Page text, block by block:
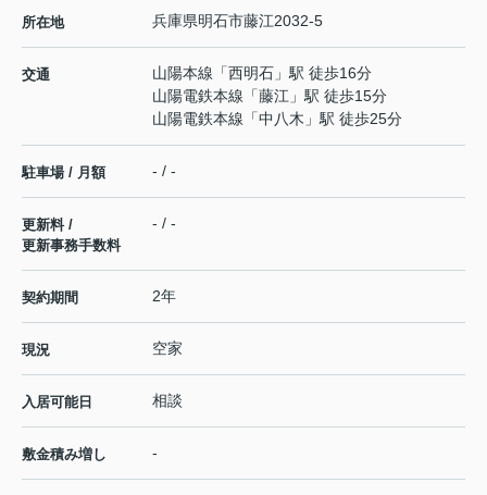
所在地 兵庫県明石市藤江2032-5
交通 山陽本線 「西明石 」駅 徒歩16分
山陽電鉄本線 「藤江 」駅 徒歩15分
山陽電鉄本線 「中八木 」駅 徒歩25分
駐車場 / 月額 - / -
更新料 /
更新事務手数料
- / -
契約期間 2年
現況 空家
入居可能日 相談
敷金積み増し -